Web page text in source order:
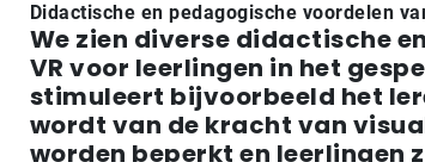
Didactische en pedagogische voordelen
We zien diverse didactische
VR voor leerlingen in het
stimuleert bijvoorbeeld het
wordt van de kracht van
worden beperkt en leerlingen